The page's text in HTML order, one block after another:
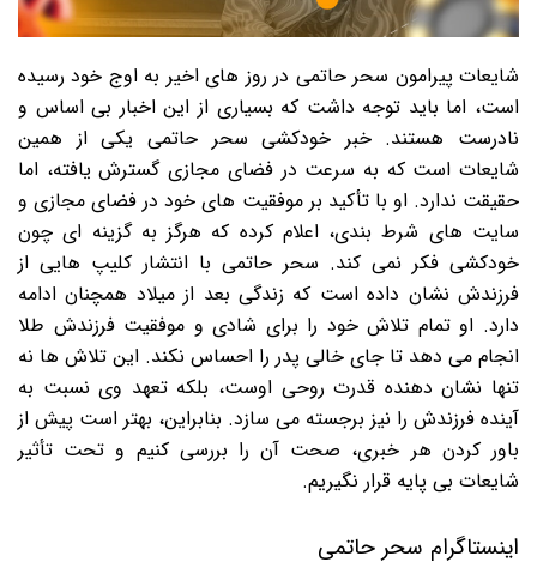
شایعات پیرامون سحر حاتمی در روز های اخیر به اوج خود رسیده
است، اما باید توجه داشت که بسیاری از این اخبار بی اساس و
نادرست هستند. خبر خودکشی سحر حاتمی یکی از همین
شایعات است که به سرعت در فضای مجازی گسترش یافته، اما
حقیقت ندارد. او با تأکید بر موفقیت های خود در فضای مجازی و
سایت های شرط بندی، اعلام کرده که هرگز به گزینه ای چون
خودکشی فکر نمی کند. سحر حاتمی با انتشار کلیپ هایی از
فرزندش نشان داده است که زندگی بعد از میلاد همچنان ادامه
دارد. او تمام تلاش خود را برای شادی و موفقیت فرزندش طلا
انجام می دهد تا جای خالی پدر را احساس نکند. این تلاش ها نه
تنها نشان دهنده قدرت روحی اوست، بلکه تعهد وی نسبت به
آینده فرزندش را نیز برجسته می سازد. بنابراین، بهتر است پیش از
باور کردن هر خبری، صحت آن را بررسی کنیم و تحت تأثیر
شایعات بی پایه قرار نگیریم.
اینستاگرام سحر حاتمی